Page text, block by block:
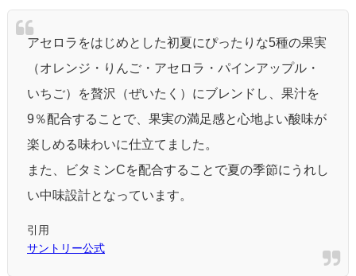
アセロラをはじめとした初夏にぴったりな5種の果実
（オレンジ・りんご・アセロラ・パインアップル・
いちご）を贅沢（ぜいたく）にブレンドし、果汁を
9％配合することで、果実の満足感と心地よい酸味が
楽しめる味わいに仕立てました。
また、ビタミンCを配合することで夏の季節にうれし
い中味設計となっています。
引用
サントリー公式